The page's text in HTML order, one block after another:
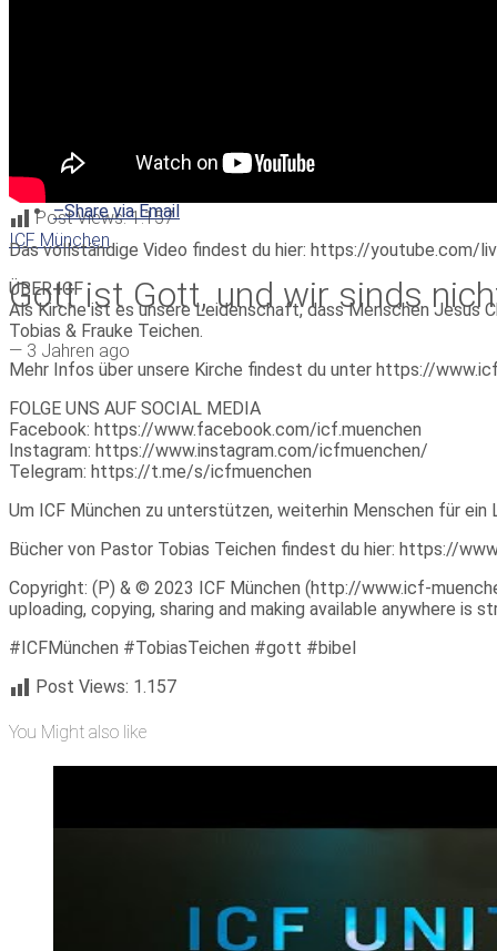
Post Views: 1.157
ICF München
Gott ist Gott, und wir sinds
— 3 Jahren ago
Share on Twitter
–Share on Facebook
–Share via Email
Das vollständige Video findest du hier: https://youtube.com/
ÜBER ICF
Als Kirche ist es unsere Leidenschaft, dass Menschen Jesus
Tobias & Frauke Teichen.
Mehr Infos über unsere Kirche findest du unter https://
FOLGE UNS AUF SOCIAL MEDIA
Facebook: https://www.facebook.com/icf.muenchen
Instagram: https://www.instagram.com/icfmuenchen/
Telegram: https://t.me/s/icfmuenchen
Um ICF München zu unterstützen, weiterhin Menschen für
Bücher von Pastor Tobias Teichen findest du hier: https://
Copyright: (P) & © 2023 ICF München (http://www.icf-
uploading, copying, sharing and making available anywhere is
#ICFMünchen #TobiasTeichen #gott #bibel
Post Views: 1.157
You Might also like